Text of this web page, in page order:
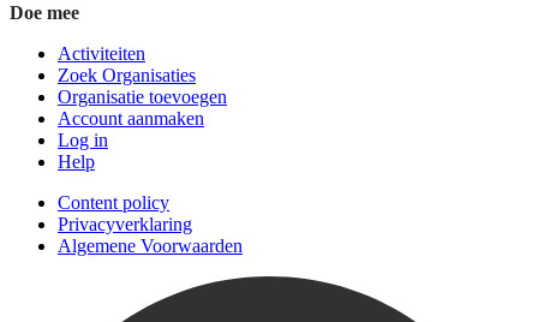
Doe mee
Activiteiten
Zoek Organisaties
Organisatie toevoegen
Account aanmaken
Log in
Help
Content policy
Privacyverklaring
Algemene Voorwaarden